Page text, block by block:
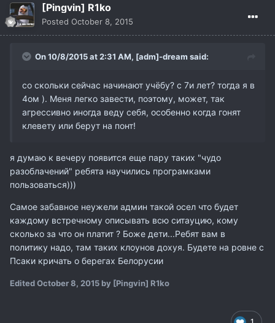
[Pingvin] R1ko
Posted October 8, 2015
On 10/8/2015 at 2:31 AM, [adm]-dream said:
со скольки сейчас начинают учёбу? с 7и лет? тогда я в
4ом ). Меня легко завести, поэтому, может, так
агрессивно иногда веду себя, особенно когда гонят
клевету или берут на понт!
я думаю к вечеру появится еще пару таких "чудо
разоблачений" ребята научились програмками
пользоваться)))
Самое забавное неужели админ такой осел что будет
каждому встречному описывать всю ситауцию, кому
сколько за что он платит ? Боже дети...Ребят вам в
политику надо, там таких клоунов дохуя. Будете на ровне с
Псаки кричать о берегах Белорусии
EditedOctober 8, 2015 by [Pingvin] R1ko